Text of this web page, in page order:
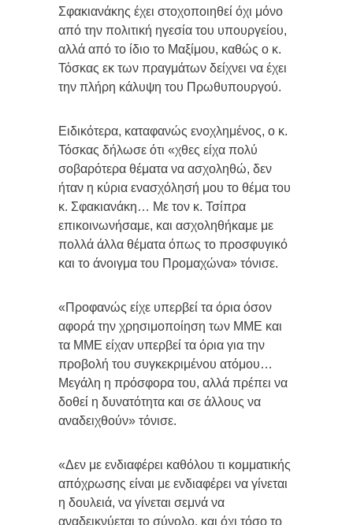
Σφακιανάκης έχει στοχοποιηθεί όχι μόνο
από την πολιτική ηγεσία του υπουργείου,
αλλά από το ίδιο το Μαξίμου, καθώς ο κ.
Τόσκας εκ των πραγμάτων δείχνει να έχει
την πλήρη κάλυψη του Πρωθυπουργού.
Ειδικότερα, καταφανώς ενοχλημένος, ο κ.
Τόσκας δήλωσε ότι «χθες είχα πολύ
σοβαρότερα θέματα να ασχοληθώ, δεν
ήταν η κύρια ενασχόλησή μου το θέμα του
κ. Σφακιανάκη… Με τον κ. Τσίπρα
επικοινωνήσαμε, και ασχοληθήκαμε με
πολλά άλλα θέματα όπως το προσφυγικό
και το άνοιγμα του Προμαχώνα» τόνισε.
«Προφανώς είχε υπερβεί τα όρια όσον
αφορά την χρησιμοποίηση των ΜΜΕ και
τα ΜΜΕ είχαν υπερβεί τα όρια για την
προβολή του συγκεκριμένου ατόμου…
Μεγάλη η πρόσφορα του, αλλά πρέπει να
δοθεί η δυνατότητα και σε άλλους να
αναδειχθούν» τόνισε.
«Δεν με ενδιαφέρει καθόλου τι κομματικής
απόχρωσης είναι με ενδιαφέρει να γίνεται
η δουλειά, να γίνεται σεμνά να
αναδεικνύεται το σύνολο, και όχι τόσο το